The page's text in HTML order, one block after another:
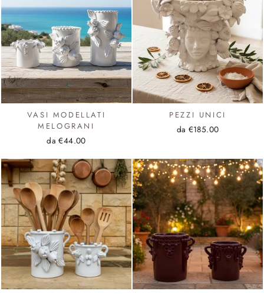
VASI MODELLATI
MELOGRANI
da €44.00
PEZZI UNICI
da €185.00